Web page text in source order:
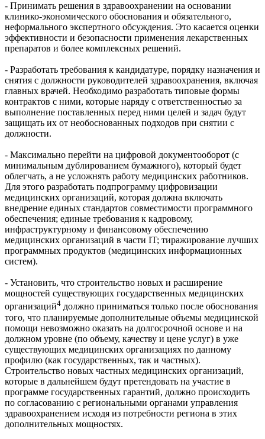
- Принимать решения в здравоохранении на основании
клинико-экономического обоснования и обязательного,
неформального экспертного обсуждения. Это касается оценки
эффективности и безопасности применения лекарственных
препаратов и более комплексных решений.
- Разработать требования к кандидатуре, порядку назначения и
снятия с должности руководителей здравоохранения, включая
главных врачей. Необходимо разработать типовые формы
контрактов с ними, которые наряду с ответственностью за
выполнение поставленных перед ними целей и задач будут
защищать их от необоснованных подходов при снятии с
должности.
- Максимально перейти на цифровой документооборот (с
минимальным дублированием бумажного), который будет
облегчать, а не усложнять работу медицинских работников.
Для этого разработать подпрограмму цифровизации
медицинских организаций, которая должна включать
внедрение единых стандартов совместимости программного
обеспечения; единые требования к кадровому,
инфраструктурному и финансовому обеспечению
медицинских организаций в части IT; тиражирование лучших
программных продуктов (медицинских информационных
систем).
- Установить, что строительство новых и расширение
мощностей существующих государственных медицинских
организаций4 должно приниматься только после обоснования
того, что планируемые дополнительные объемы медицинской
помощи невозможно оказать на долгосрочной основе и на
должном уровне (по объему, качеству и цене услуг) в уже
существующих медицинских организациях по данному
профилю (как государственных, так и частных).
Строительство новых частных медицинских организаций,
которые в дальнейшем будут претендовать на участие в
программе государственных гарантий, должно происходить
по согласованию с региональными органами управления
здравоохранением исходя из потребности региона в этих
дополнительных мощностях.